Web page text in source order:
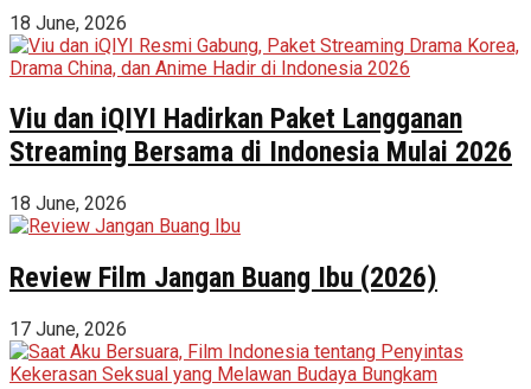
18 June, 2026
Viu dan iQIYI Hadirkan Paket Langganan
Streaming Bersama di Indonesia Mulai 2026
18 June, 2026
Review Film Jangan Buang Ibu (2026)
17 June, 2026